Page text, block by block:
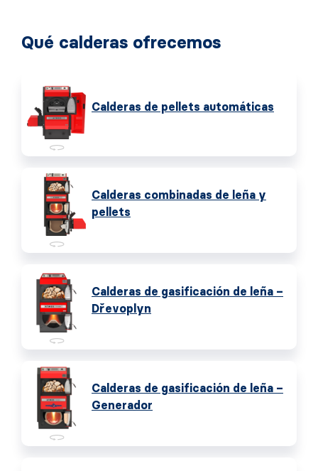
Qué calderas ofrecemos
Calderas de pellets automáticas
Calderas combinadas de leña y
pellets
Calderas de gasificación de leña –
Dřevoplyn
Calderas de gasificación de leña –
Generador